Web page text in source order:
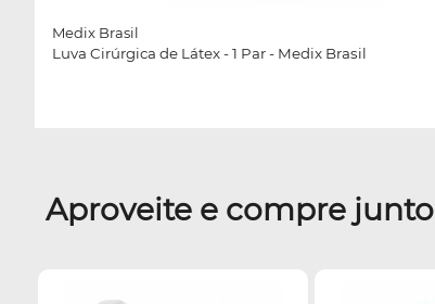
Medix Brasil
Luva Cirúrgica de Látex - 1 Par - Medix Brasil
Aproveite e compre junto